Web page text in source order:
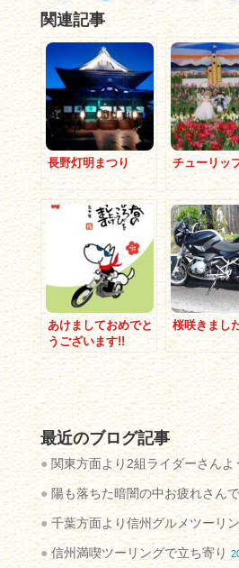
関連記事
長野灯明まつり チューリッ
あけましておめでと
うございます!!
桜咲きまし
最近のブログ記事
関東方面より2組ライダーさんよ
陽も落ちた暗闇の中お疲れさん
千葉方面より信州グルメツーリ
信州満喫ツーリングで立ち寄り